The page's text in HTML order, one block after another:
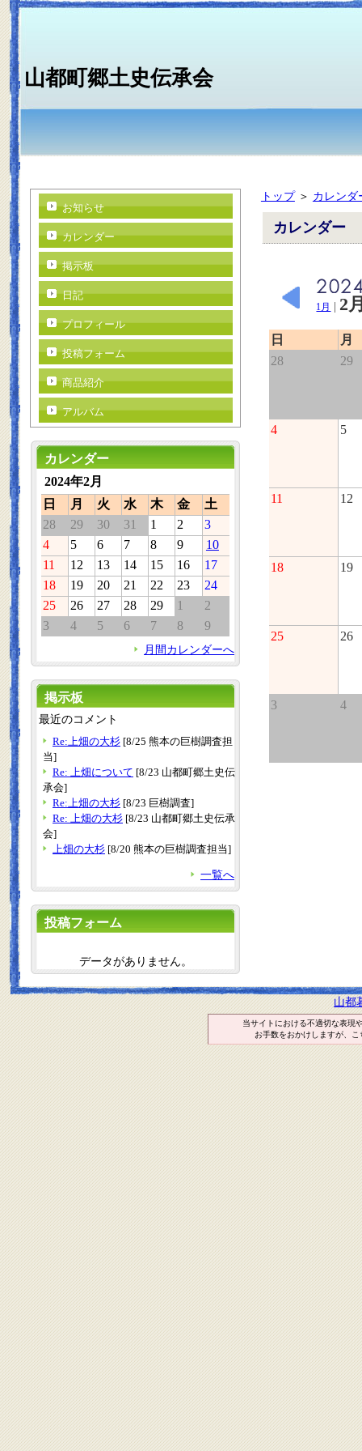
山都町郷土史伝承会
トップ＞ カレンダ
カレンダー
1月 | 2
日
月
28
29
4 5
11 12
18 19
25 26
3 4
お知らせ
カレンダー
掲示板
日記
プロフィール
投稿フォーム
商品紹介
アルバム
カレンダー
2024年2月
日
月 火 水 木 金
土
28
29 30 31 1 2
3
4
5 6 7 8 9
10
11
12 13 14 15 16
17
18
19 20 21 22 23
24
25
26 27 28 29 1
2
3
4 5 6 7 8 9
月間カレンダーへ
掲示板
最近のコメント
Re:上畑の大杉 [8/25 熊本の巨樹調査担
当]
Re: 上畑について [8/23 山都町郷土史伝
承会]
Re:上畑の大杉 [8/23 巨樹調査]
Re: 上畑の大杉 [8/23 山都町郷土史伝承
会]
上畑の大杉 [8/20 熊本の巨樹調査担当]
一覧へ
投稿フォーム
データがありません。
山都
当サイトにおける不適切な表現
お手数をおかけしますが、こ